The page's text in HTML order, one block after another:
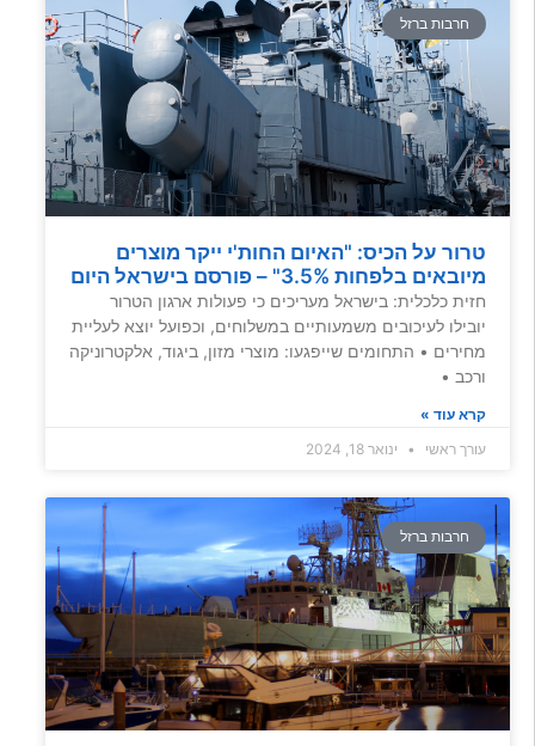
חרבות ברזל
טרור על הכיס: "האיום החות'י ייקר מוצרים
מיובאים בלפחות 3.5%" – פורסם בישראל היום
חזית כלכלית: בישראל מעריכים כי פעולות ארגון הטרור
יובילו לעיכובים משמעותיים במשלוחים, וכפועל יוצא לעליית
מחירים • התחומים שייפגעו: מוצרי מזון, ביגוד, אלקטרוניקה
ורכב •
קרא עוד »
עורך ראשי
ינואר 18, 2024
חרבות ברזל